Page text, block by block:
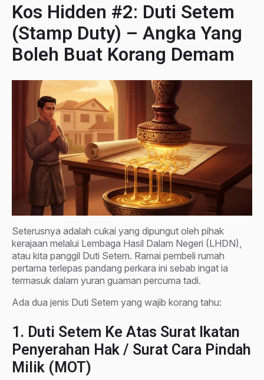
Kos Hidden #2: Duti Setem
(Stamp Duty) – Angka Yang
Boleh Buat Korang Demam
Seterusnya adalah cukai yang dipungut oleh pihak
kerajaan melalui Lembaga Hasil Dalam Negeri (LHDN),
atau kita panggil Duti Setem. Ramai pembeli rumah
pertama terlepas pandang perkara ini sebab ingat ia
termasuk dalam yuran guaman percuma tadi.
Ada dua jenis Duti Setem yang wajib korang tahu:
1. Duti Setem Ke Atas Surat Ikatan
Penyerahan Hak / Surat Cara Pindah
Milik (MOT)